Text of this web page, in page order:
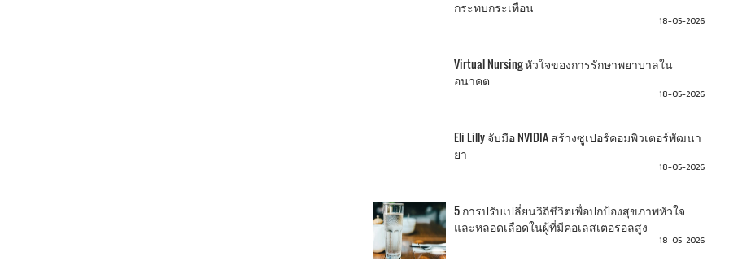
กระทบกระเทือน
18-05-2026
Virtual Nursing หัวใจของการรักษาพยาบาลใน
อนาคต
18-05-2026
Eli Lilly จับมือ NVIDIA สร้างซูเปอร์คอมพิวเตอร์พัฒนา
ยา
18-05-2026
5 การปรับเปลี่ยนวิถีชีวิตเพื่อปกป้องสุขภาพหัวใจ
และหลอดเลือดในผู้ที่มีคอเลสเตอรอลสูง
18-05-2026